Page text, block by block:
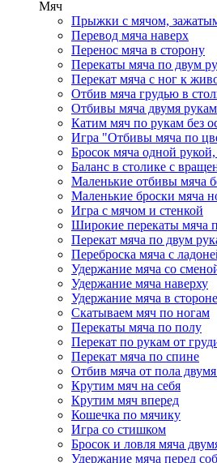
Мяч
Прыжки с мячом,
Перевод мяча наверх
Перенос мяча в сторону
Перекаты мяча по двум
Перекат мяча с ног к
Отбив мяча грудью в
Отбивы мяча двумя
Катим мяч по рукам без
Игра "Отбивы мяча по
Бросок мяча одной
Баланс в столике с
Маленькие отбивы мяча
Маленькие броски мяча
Игра с мячом и стенкой
Широкие перекаты мяча
Перекат мяча по двум
Переброска мяча с
Удержание мяча со
Удержание мяча наверху
Удержание мяча в стороне
Скатываем мяч по ногам
Перекаты мяча по полу
Перекат по рукам от
Перекат мяча по спине
Отбив мяча от пола
Крутим мяч на себя
Крутим мяч вперед
Кошечка по мячику
Игра со стишком
Бросок и ловля мяча
Удержание мяча перед